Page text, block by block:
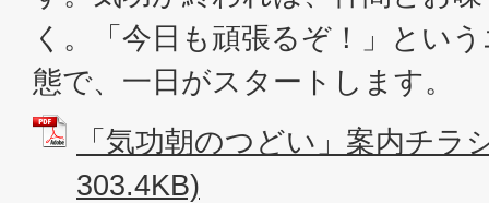
く。「今日も頑張るぞ！」とい
態で、一日がスタートします。
「気功朝のつどい」案内チラ
303.4KB)